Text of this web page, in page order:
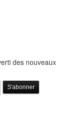
des nouveaux